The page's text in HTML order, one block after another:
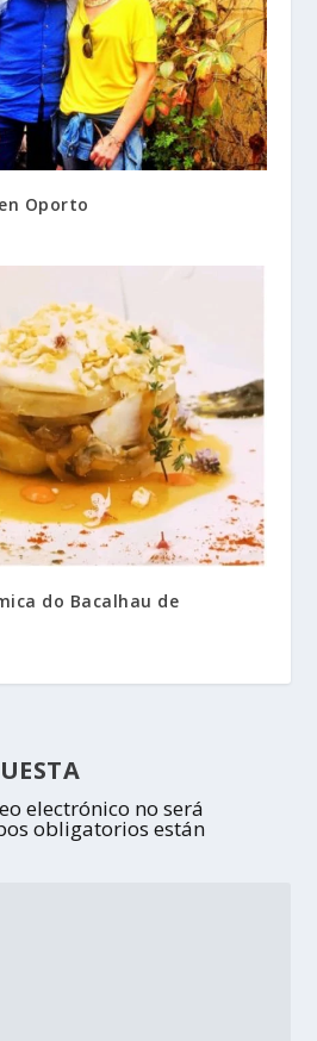
Oporto
do Bacalhau de
electrónico no será
obligatorios están